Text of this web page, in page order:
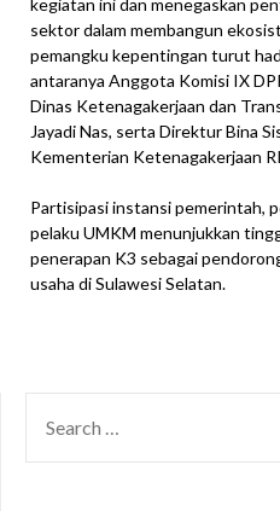
kegiatan ini dan menegaskan
sektor dalam membangun
pemangku kepentingan turut
antaranya Anggota Komisi IX
Dinas Ketenagakerjaan dan
Jayadi Nas, serta Direktur Bina
Kementerian Ketenagakerjaan
Partisipasi instansi pemerintah,
pelaku UMKM menunjukkan
penerapan K3 sebagai
usaha di Sulawesi Selatan.
FOR: